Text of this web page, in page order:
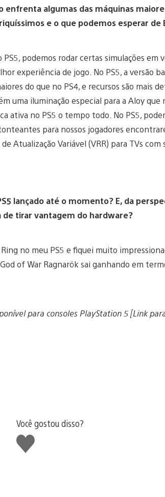
algumas das máquinas
e o que podemos esperar de
podemos rodar certas simulações em
experiência de jogo. No PS5, a versão
do que no PS4, e recursos são mais
uma iluminação especial para a Aloy
ativa no PS5 o tempo todo. No PS5,
para nossos jogadores
Atualização Variável (VRR) para TVs
lançado até o momento? E, da
tirar vantagem do hardware?
no meu PS5 e fiquei muito
of War Ragnarök sai ganhando em
para consoles PlayStation 5 [Link
Você gostou disso?
Curtir